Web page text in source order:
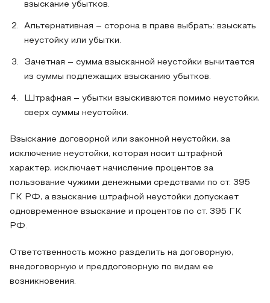
взыскание убытков.
Альтернативная – сторона в праве выбрать: взыскать
неустойку или убытки.
Зачетная – сумма взысканной неустойки вычитается
из суммы подлежащих взысканию убытков.
Штрафная – убытки взыскиваются помимо неустойки,
сверх суммы неустойки.
Взыскание договорной или законной неустойки, за
исключение неустойки, которая носит штрафной
характер, исключает начисление процентов за
пользование чужими денежными средствами по ст. 395
ГК РФ, а взыскание штрафной неустойки допускает
одновременное взыскание и процентов по ст. 395 ГК
РФ.
Ответственность можно разделить на договорную,
внедоговорную и преддоговорную по видам ее
возникновения.